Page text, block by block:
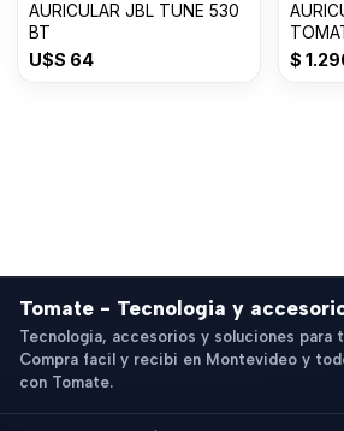
AURICULAR JBL TUNE 530
BT
U$S 64 $
Tomate - Tecnologia y
Tecnologia, accesorios y soluciones para
Compra facil y recibi en Montevideo y
con Tomate.